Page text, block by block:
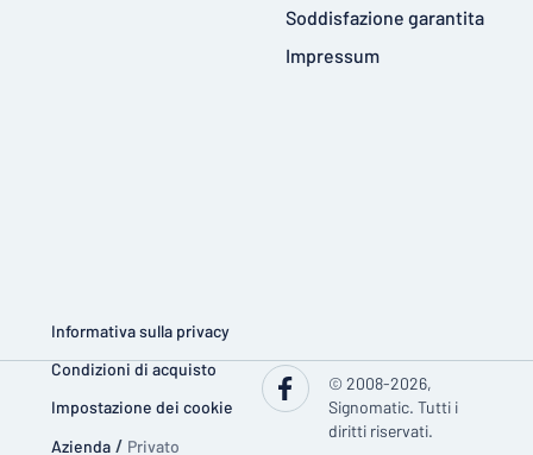
Soddisfazione garantita
Impressum
Informativa sulla privacy
Condizioni di acquisto
Impostazione dei cookie
Azienda / Privato
© 2008-2026,
Signomatic. Tutti i
diritti riservati.